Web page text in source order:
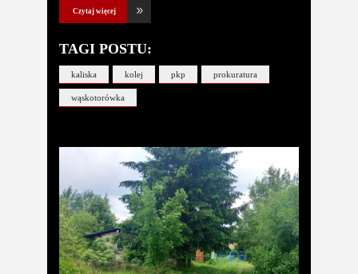
Czytaj więcej
TAGI POSTU:
kaliska kolej pkp prokuratura
wąskotorówka